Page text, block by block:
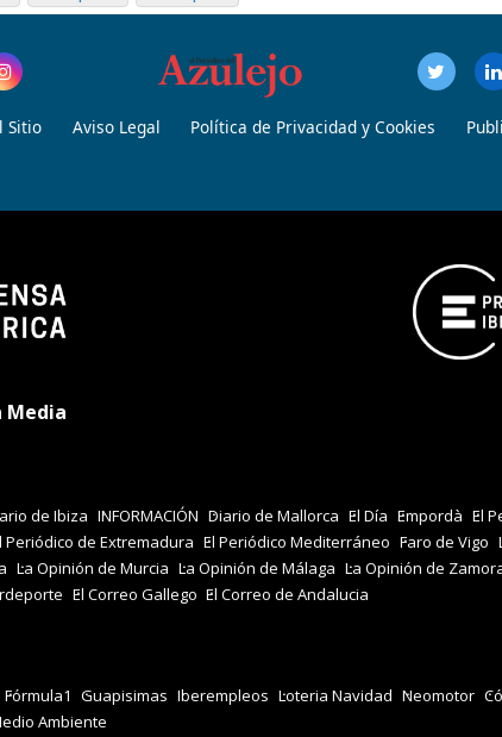
Sitio Aviso Legal Política de Privacidad y Cookies
Media
de Ibiza INFORMACIÓN Diario de Mallorca El Día Empordà El
Periódico de Extremadura El Periódico Mediterráneo Faro de Vigo
La Opinión de Murcia La Opinión de Málaga La Opinión de
El Correo Gallego El Correo de Andalucia
Fórmula1 Guapisimas Iberempleos Loteria Navidad Neomotor
Ambiente